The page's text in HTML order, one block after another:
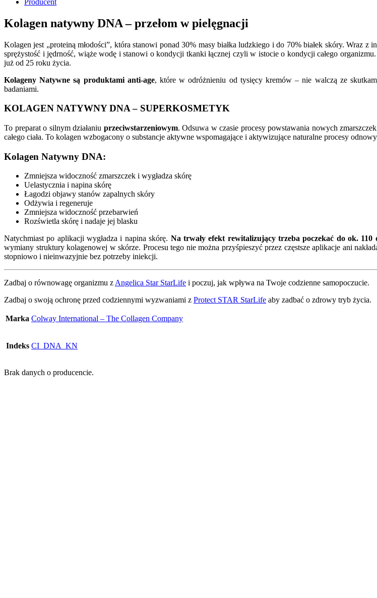
Kolagen natywny DNA – przełom w pielęgnacji
Kolagen jest „proteiną młodości”, która stanowi ponad 30% masy białka ludzkiego i do 70% białek skóry. Wraz
sprężystość i jędrność, wiąże wodę i stanowi o kondycji tkanki łącznej czyli w istocie o kondycji całego
już od 25 roku życia.
Kolageny Natywne są produktami anti-age, które w odróżnieniu od tysięcy kremów – nie walczą ze
badaniami.
KOLAGEN NATYWNY DNA – SUPERKOSMETYK
To preparat o silnym działaniu przeciwstarzeniowym. Odsuwa w czasie procesy powstawania nowych
całego ciała. To kolagen wzbogacony o substancje aktywne wspomagające i aktywizujące naturalne procesy
Kolagen Natywny DNA:
Zmniejsza widoczność zmarszczek i wygładza skórę
Uelastycznia i napina skórę
Łagodzi objawy stanów zapalnych skóry
Odżywia i regeneruje
Zmniejsza widoczność przebarwień
Rozświetla skórę i nadaje jej blasku
Natychmiast po aplikacji wygładza i napina skórę. Na trwały efekt rewitalizujący trzeba poczekać do ok. 110
wymiany struktury kolagenowej w skórze. Procesu tego nie można przyśpieszyć przez częstsze aplikacje ani
stopniowo i nieinwazyjnie bez potrzeby iniekcji.
Zadbaj o równowagę organizmu zAngelica Star StarLife i poczuj, jak wpływa na Twoje codzienne samopoczucie.
Zadbaj o swoją ochronę przed codziennymi wyzwaniami z Protect STAR StarLife aby zadbać o zdrowy tryb życia.
Marka Colway International – The Collagen Company
Indeks CI_DNA_KN
Brak danych o producencie.